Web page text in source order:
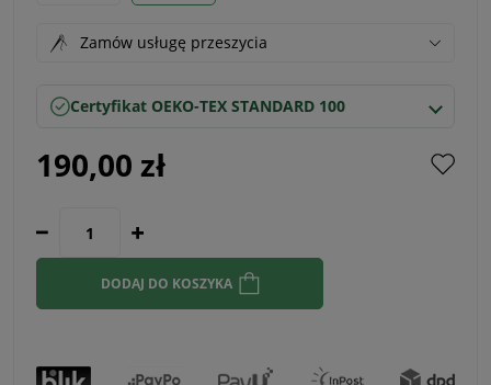
Zamów usługę przeszycia
Certyfikat OEKO-TEX STANDARD 100
190,00 zł
DODAJ DO KOSZYKA